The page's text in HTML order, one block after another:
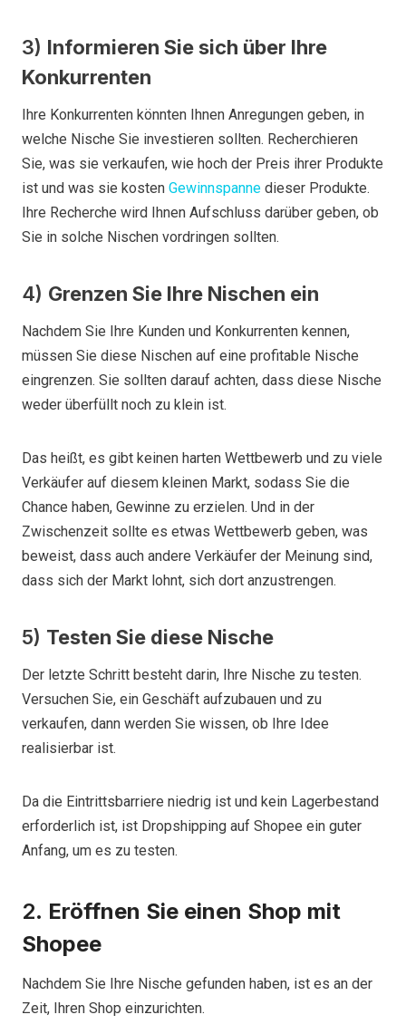
3) Informieren Sie sich über Ihre
Konkurrenten
Ihre Konkurrenten könnten Ihnen Anregungen geben, in
welche Nische Sie investieren sollten. Recherchieren
Sie, was sie verkaufen, wie hoch der Preis ihrer Produkte
ist und was sie kosten Gewinnspanne dieser Produkte.
Ihre Recherche wird Ihnen Aufschluss darüber geben, ob
Sie in solche Nischen vordringen sollten.
4) Grenzen Sie Ihre Nischen ein
Nachdem Sie Ihre Kunden und Konkurrenten kennen,
müssen Sie diese Nischen auf eine profitable Nische
eingrenzen. Sie sollten darauf achten, dass diese Nische
weder überfüllt noch zu klein ist.
Das heißt, es gibt keinen harten Wettbewerb und zu viele
Verkäufer auf diesem kleinen Markt, sodass Sie die
Chance haben, Gewinne zu erzielen. Und in der
Zwischenzeit sollte es etwas Wettbewerb geben, was
beweist, dass auch andere Verkäufer der Meinung sind,
dass sich der Markt lohnt, sich dort anzustrengen.
5) Testen Sie diese Nische
Der letzte Schritt besteht darin, Ihre Nische zu testen.
Versuchen Sie, ein Geschäft aufzubauen und zu
verkaufen, dann werden Sie wissen, ob Ihre Idee
realisierbar ist.
Da die Eintrittsbarriere niedrig ist und kein Lagerbestand
erforderlich ist, ist Dropshipping auf Shopee ein guter
Anfang, um es zu testen.
2. Eröffnen Sie einen Shop mit
Shopee
Nachdem Sie Ihre Nische gefunden haben, ist es an der
Zeit, Ihren Shop einzurichten.